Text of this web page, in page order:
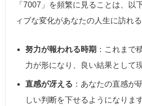
「7007」を頻繁に見ることは、以
ィブな変化があなたの人生に訪れる
努力が報われる時期 ：これまで
力が形になり、良い結果として
直感が冴える ：あなたの直感が
しい判断を下せるようになります